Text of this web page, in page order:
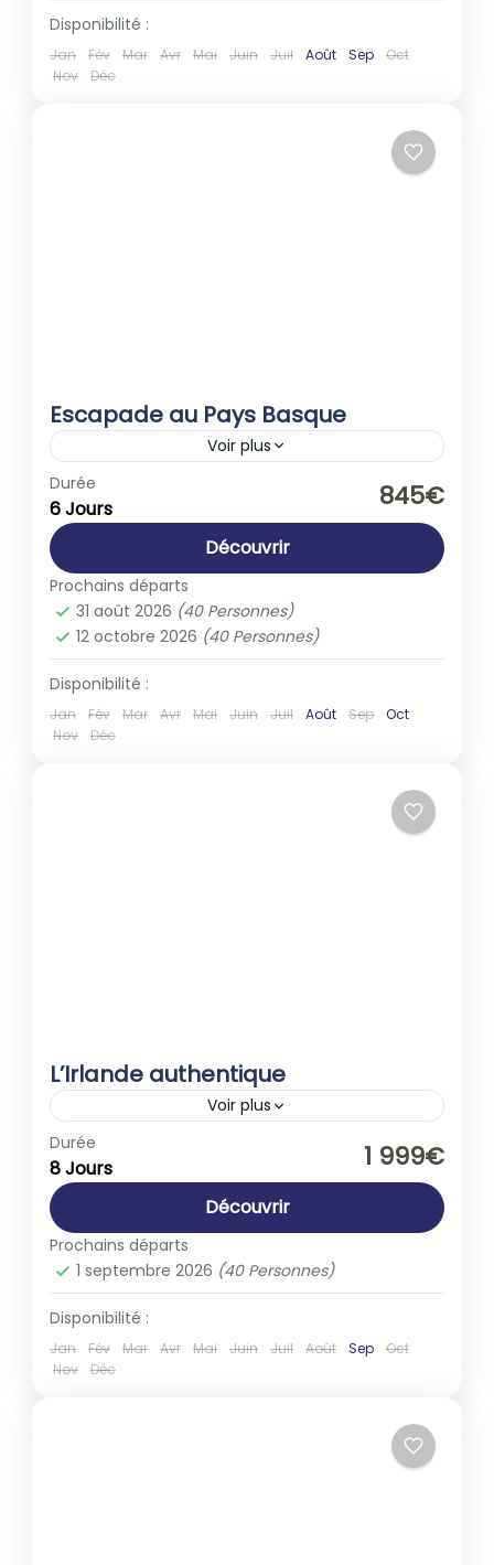
Disponibilité :
Jan Fév Mar Avr Mai Juin Juil Août Sep
Oct
Nov
Déc
Escapade au Pays Basque
Voir plus
Europe
1-40 People
Durée
6 Jours 845€
Découvrir
Prochains départs
31 août 2026 (40 Personnes)
12 octobre 2026 (40 Personnes)
Disponibilité :
Jan Fév Mar Avr Mai Juin Juil Août Sep
Oct
Nov
Déc
L’Irlande authentique
Voir plus
Europe
1-40 People
Durée
8 Jours 1 999€
Découvrir
Prochains départs
1 septembre 2026 (40 Personnes)
Disponibilité :
Jan Fév Mar Avr Mai Juin Juil Août Sep
Oct
Nov
Déc